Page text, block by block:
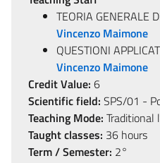
TEORIA GENERALE
Vincenzo Maimone
QUESTIONI
Vincenzo Maimone
Credit Value: 6
Scientific field: SPS/01 -
Teaching Mode: Traditional
Taught classes: 36 hours
Term / Semester: 2°